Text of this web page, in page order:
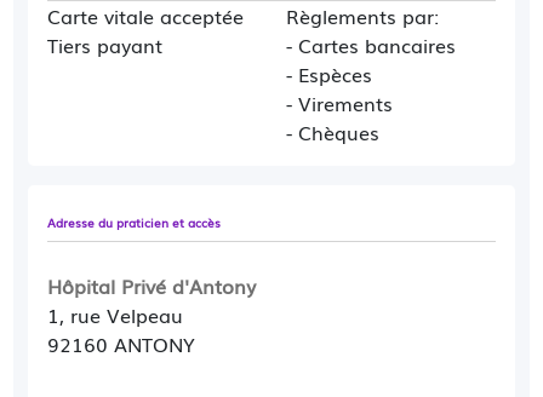
Carte vitale acceptée
Tiers payant
Règlements par:
- Cartes bancaires
- Espèces
- Virements
- Chèques
Adresse du praticien et accès
Hôpital Privé d'Antony
1, rue Velpeau
92160 ANTONY